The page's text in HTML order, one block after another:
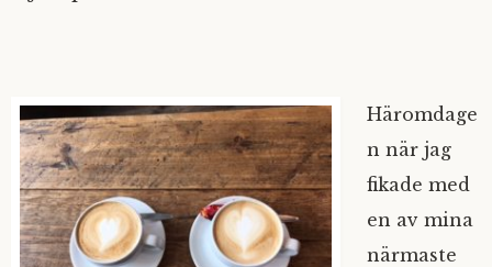
Häromdage
n när jag
fikade med
en av mina
närmaste